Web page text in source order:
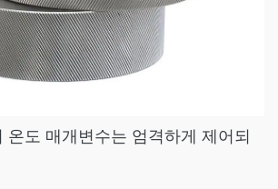
온도 매개변수는 엄격하게 제어되